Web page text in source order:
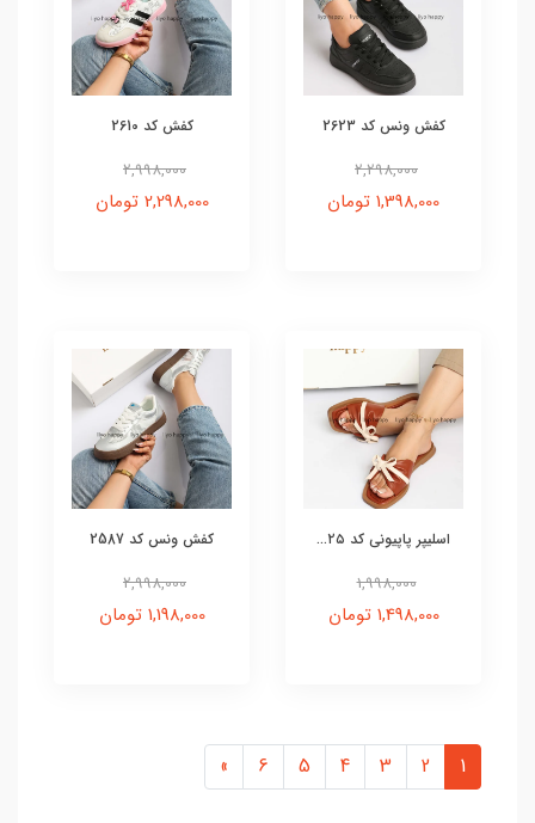
کفش ونس کد 2623
2,298,000
1,398,000 تومان
کفش کد 2610
2,998,000
2,298,000 تومان
اسلیپر پاپیونی کد ۲۵...
1,998,000
1,498,000 تومان
کفش ونس کد 2587
2,998,000
1,198,000 تومان
1
2
3
4
5
6
»